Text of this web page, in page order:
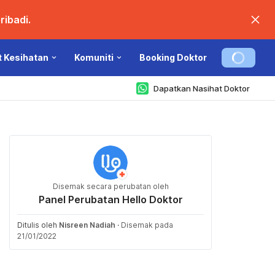
Kesihatan Komuniti Booking Doktor
Dapatkan Nasihat Doktor
Disemak secara perubatan oleh
Panel Perubatan Hello Doktor
Ditulis oleh Nisreen Nadiah · Disemak pada
21/01/2022